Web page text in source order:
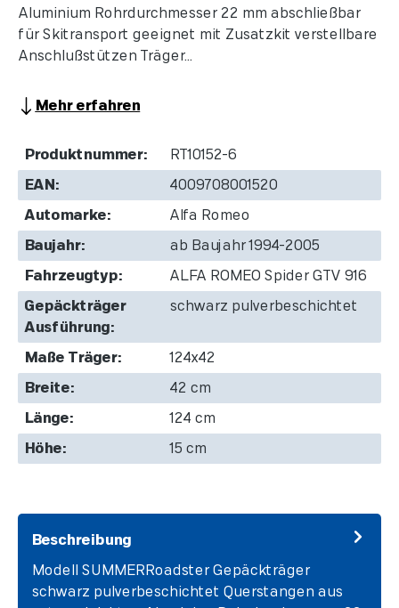
Aluminium Rohrdurchmesser 22 mm abschließbar
für Skitransport geeignet mit Zusatzkit verstellbare
Anschlußstützen Träger...
Mehr erfahren
Produktnummer: RT10152-6
EAN: 4009708001520
Automarke: Alfa Romeo
Baujahr: ab Baujahr 1994-2005
Fahrzeugtyp: ALFA ROMEO Spider GTV 916
Gepäckträger
Ausführung:
schwarz pulverbeschichtet
Maße Träger: 124x42
Breite: 42 cm
Länge: 124 cm
Höhe: 15 cm
Beschreibung
Modell SUMMERRoadster Gepäckträger
schwarz pulverbeschichtet Querstangen aus